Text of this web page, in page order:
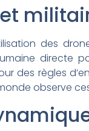
des
directe
des règles
observe